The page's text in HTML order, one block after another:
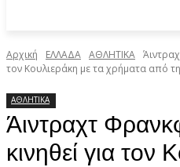
Αρχική ΕΛΛΑΔΑ ΑΘΛΗΤΙΚΑ
τον Κουλιεράκη με τα χρήματα από
ΑΘΛΗΤΙΚΑ
Άιντραχτ
κινηθεί για τον